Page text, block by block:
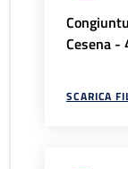
Cesena
SCARICA